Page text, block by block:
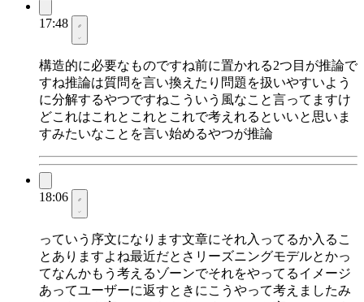
17:48
構造的に必要なものですね前に置かれる2つ目が推論で
すね推論は質問を言い換えたり問題を扱いやすいよう
に分解するやつですねこういう風なこと言ってますけ
どこれはこれとこれとこれで考えれるといいと思いま
すみたいなことを言い始めるやつが推論
18:06
っていう序文になります文章にそれ入ってるか入るこ
とありますよね最近だとさリーズニングモデルとかっ
てなんかもう考えるゾーンでそれをやってるイメージ
あってユーザーに返すときにこうやって考えましたみ